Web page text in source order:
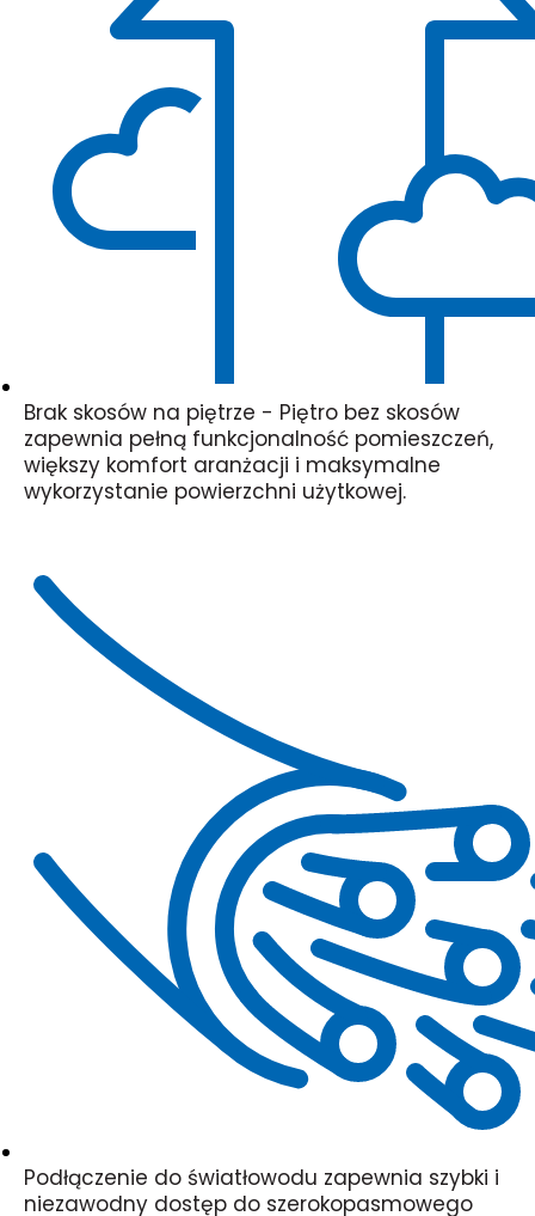
Brak skosów na piętrze - Piętro bez skosów
zapewnia pełną funkcjonalność pomieszczeń,
większy komfort aranżacji i maksymalne
wykorzystanie powierzchni użytkowej.
Podłączenie do światłowodu zapewnia szybki i
niezawodny dostęp do szerokopasmowego